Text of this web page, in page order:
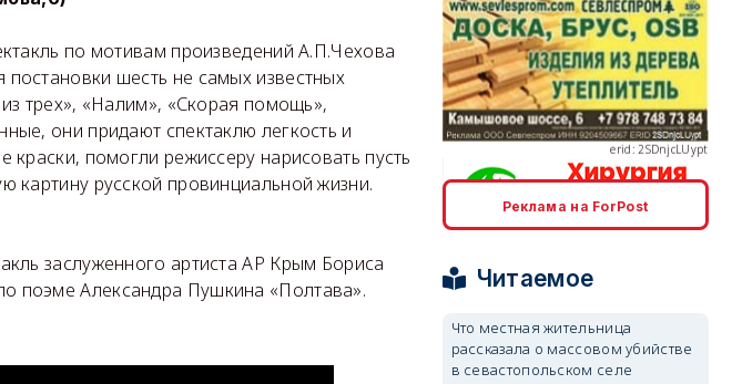
по мотивам произведений А.П.Чехова
шесть не самых известных
трех», «Налим», «Скорая помощь»,
они придают спектаклю легкость и
помогли режиссеру нарисовать пусть
картину русской провинциальной жизни.
заслуженного артиста АР Крым Бориса
поэме Александра Пушкина «Полтава».
erid: 2SDnjcLUypt
erid: 2SDnjcrDNw6
Реклама на ForPost
Читаемое
Что местная жительница
рассказала о массовом убийстве
в севастопольском селе